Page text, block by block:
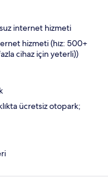
internet hizmeti
hizmeti (hız: 500+
cihaz için yeterli))
ücretsiz otopark;